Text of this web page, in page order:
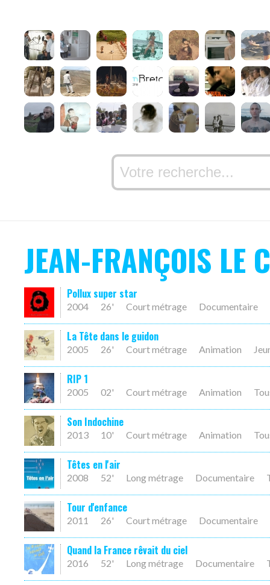
JEAN-FRANÇOIS LE
Pollux super star
2004 26' Court métrage Documentaire
La Tête dans le guidon
2005 26' Court métrage Animation
RIP 1
2005 02' Court métrage Animation
Son Indochine
2013 10' Court métrage Animation
Têtes en l'air
2008 52' Long métrage Documentaire
Tour d'enfance
2011 26' Court métrage Documentaire
Quand la France rêvait du ciel
2016 52' Long métrage Documentaire